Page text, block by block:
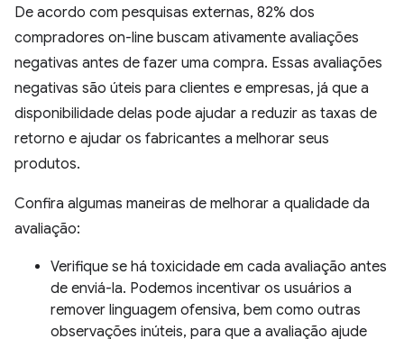
De acordo com pesquisas externas, 82% dos
compradores on-line buscam ativamente avaliações
negativas antes de fazer uma compra. Essas avaliações
negativas são úteis para clientes e empresas, já que a
disponibilidade delas pode ajudar a reduzir as taxas de
retorno e ajudar os fabricantes a melhorar seus
produtos.
Confira algumas maneiras de melhorar a qualidade da
avaliação:
Verifique se há toxicidade em cada avaliação antes
de enviá-la. Podemos incentivar os usuários a
remover linguagem ofensiva, bem como outras
observações inúteis, para que a avaliação ajude